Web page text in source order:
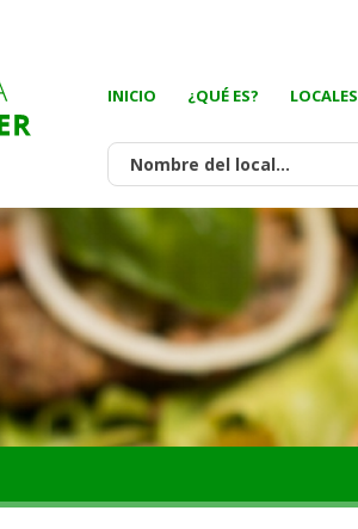
INICIO ¿QUÉ ES? LOCALES